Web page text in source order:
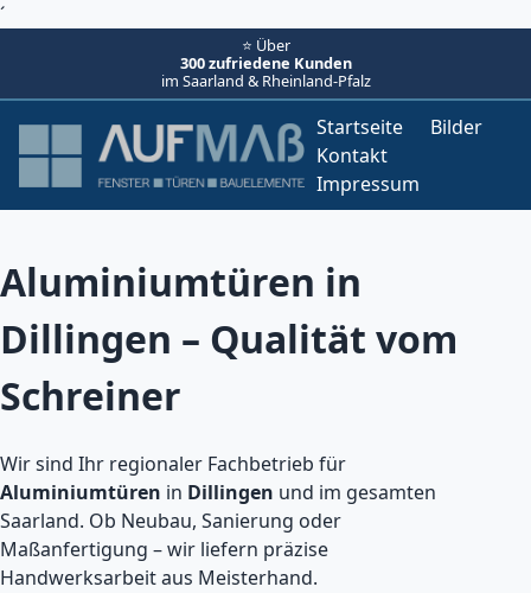
´
⭐ Über
300 zufriedene Kunden
im Saarland & Rheinland-Pfalz
Startseite
Bilder
Kontakt
Impressum
Aluminiumtüren in
Dillingen – Qualität vom
Schreiner
Wir sind Ihr regionaler Fachbetrieb für
Aluminiumtüren in Dillingen und im gesamten
Saarland. Ob Neubau, Sanierung oder
Maßanfertigung – wir liefern präzise
Handwerksarbeit aus Meisterhand.